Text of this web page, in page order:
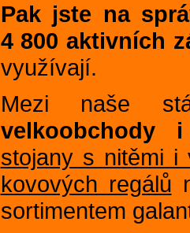
Pak jste na
4 800 aktivních
využívají.
Mezi naše
velkoobchody
stojany s nitěmi i
kovových regálů
sortimentem